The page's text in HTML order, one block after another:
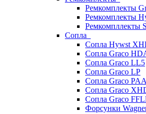
Ремкомплекты
Ремкомплекты
Ремкомпллекты
Сопла
Сопла Hywst
Сопла Graco
Сопла Graco LL5
Сопла Graco LP
Сопла Graco PAA
Сопла Graco
Сопла Graco
Форсунки